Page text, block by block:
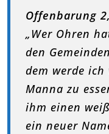
Offenbarung
„Wer Ohren
den
dem werde ich
Manna zu
ihm einen
ein neuer